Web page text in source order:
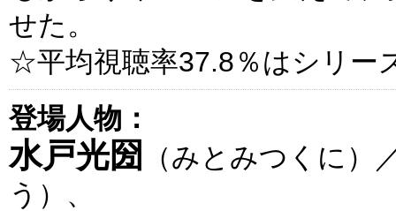
せた。
☆平均視聴率37.8％はシリー
登場人物：
水戸光圀
（みとみつくに）
う）、